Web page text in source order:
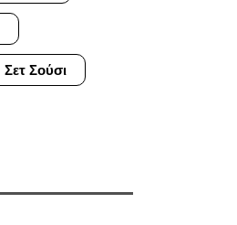
Σετ Σούσι